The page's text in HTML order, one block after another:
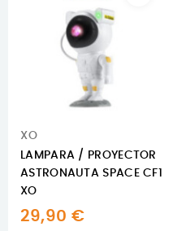
XO
LAMPARA / PROYECTOR
ASTRONAUTA SPACE CF1
XO
29,90 €